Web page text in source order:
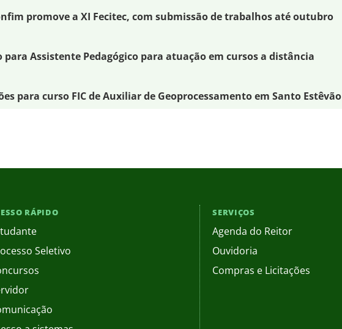
promove a XI Fecitec, com submissão de trabalhos até outubro
para Assistente Pedagógico para atuação em cursos a distância
para curso FIC de Auxiliar de Geoprocessamento em Santo Estêvão
RÁPIDO
Seletivo
SERVIÇOS
Agenda do Reitor
Ouvidoria
Compras e Licitações